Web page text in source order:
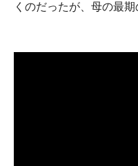
くのだったが、母の最